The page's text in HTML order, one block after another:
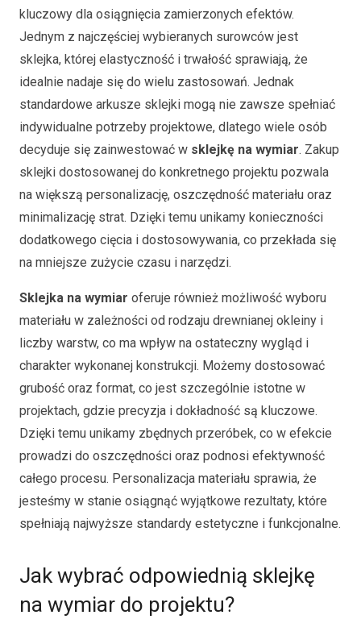
kluczowy dla osiągnięcia zamierzonych efektów.
Jednym z najczęściej wybieranych surowców jest
sklejka, której elastyczność i trwałość sprawiają, że
idealnie nadaje się do wielu zastosowań. Jednak
standardowe arkusze sklejki mogą nie zawsze spełniać
indywidualne potrzeby projektowe, dlatego wiele osób
decyduje się zainwestować w sklejkę na wymiar. Zakup
sklejki dostosowanej do konkretnego projektu pozwala
na większą personalizację, oszczędność materiału oraz
minimalizację strat. Dzięki temu unikamy konieczności
dodatkowego cięcia i dostosowywania, co przekłada się
na mniejsze zużycie czasu i narzędzi.
Sklejka na wymiar oferuje również możliwość wyboru
materiału w zależności od rodzaju drewnianej okleiny i
liczby warstw, co ma wpływ na ostateczny wygląd i
charakter wykonanej konstrukcji. Możemy dostosować
grubość oraz format, co jest szczególnie istotne w
projektach, gdzie precyzja i dokładność są kluczowe.
Dzięki temu unikamy zbędnych przeróbek, co w efekcie
prowadzi do oszczędności oraz podnosi efektywność
całego procesu. Personalizacja materiału sprawia, że
jesteśmy w stanie osiągnąć wyjątkowe rezultaty, które
spełniają najwyższe standardy estetyczne i funkcjonalne.
Jak wybrać odpowiednią sklejkę
na wymiar do projektu?